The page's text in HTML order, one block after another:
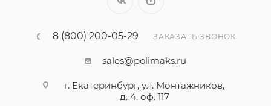
8 (800) 200-05-29 ЗАКАЗАТЬ ЗВОНОК
sales@polimaks.ru
г. Екатеринбург, ул. Монтажников,
д. 4, оф. 117